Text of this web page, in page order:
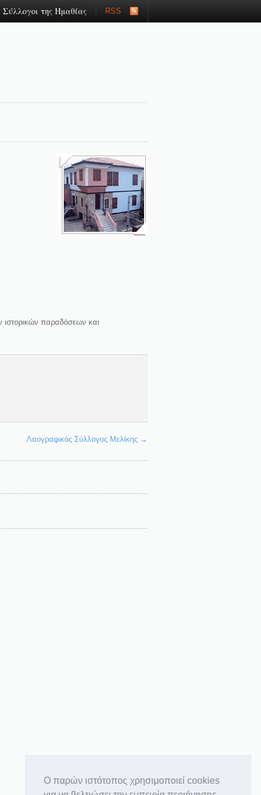
O παρών ιστότοπος χρησιμοποιεί cookies
Σύλλογοι της Ημαθίας RSS
ιστορικών παραδόσεων και
Λαογραφικός Σύλλογος Μελίκης →